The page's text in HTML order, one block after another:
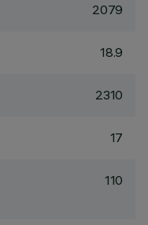
2079
18.9
2310
17
110